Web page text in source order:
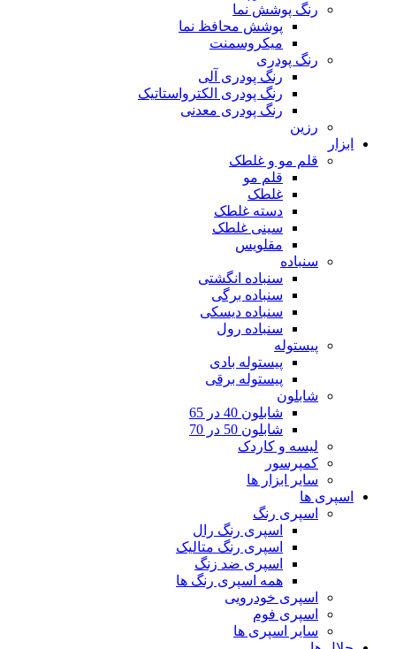
رنگ پوشش نما
پوشش محافظ نما
میکروسمنت
رنگ پودری
رنگ پودری آلی
رنگ پودری الکترواستاتیک
رنگ پودری معدنی
رزین
ابزار
قلم مو و غلطک
قلم مو
غلطک
دسته غلطک
سینی غلطک
مقلویس
سنباده
سنباده انگشتی
سنباده برگی
سنباده دیسکی
سنباده رول
پیستوله
پیستوله بادی
پیستوله برقی
شابلون
شابلون 40 در 65
شابلون 50 در 70
لیسه و کاردک
کمپرسور
سایر ابزار ها
اسپری ها
اسپری رنگ
اسپری رنگ رال
اسپری رنگ متالیک
اسپری ضد زنگ
همه اسپری رنگ ها
اسپری خودرویی
اسپری فوم
سایر اسپری ها